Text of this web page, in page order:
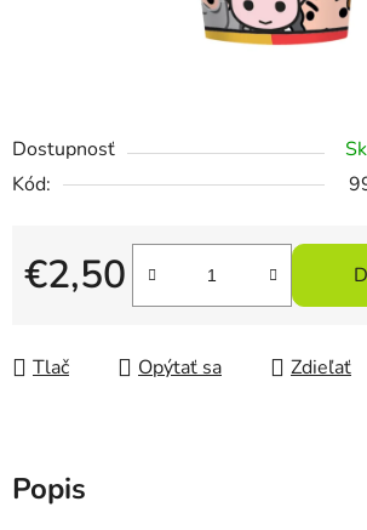
Dostupnosť
Kód:
€2,50
Jednotková cena:
Tlač Opýtať sa Zdieľať
Popis